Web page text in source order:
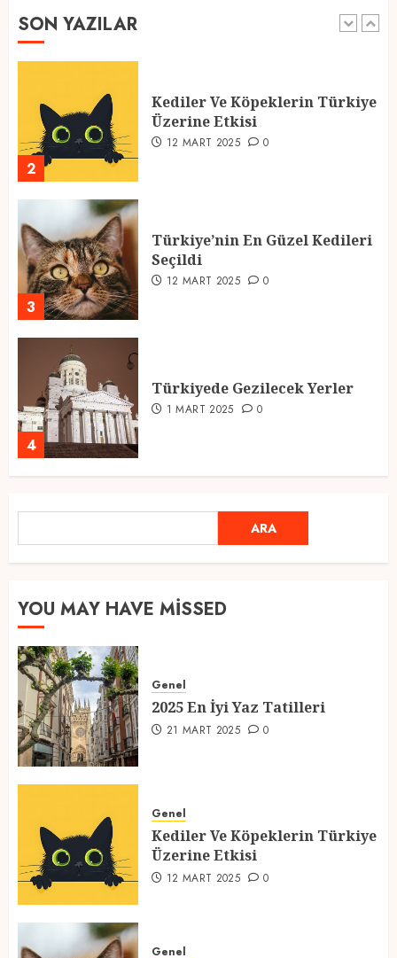
SON YAZILAR
1
2
Kediler Ve Köpeklerin Türkiye
Üzerine Etkisi
12 MART 2025 0
3
Türkiye’nin En Güzel Kedileri
Seçildi
12 MART 2025 0
4
Türkiyede Gezilecek Yerler
1 MART 2025 0
Ramazan Ayı 2025: Manevi
Atmosfer ve Özel Hazırlıklar
1
21 MART 2025
2
Üzerine Etkisi
12 MART 2025 0
Seçildi
ARA
YOU MAY HAVE MISSED
Genel
2025 En İyi Yaz Tatilleri
21 MART 2025 0
Genel
Kediler Ve Köpeklerin Türkiye
Üzerine Etkisi
12 MART 2025 0
Genel